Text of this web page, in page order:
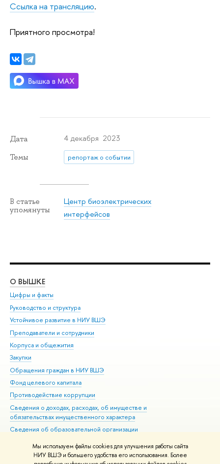
Мы используем файлы cookies для улучшения работы сайта
НИУ ВШЭ и большего удобства его использования. Более
Ссылка на трансляцию.
Приятного просмотра!
Дата 4 декабря 2023
Темы репортаж о событии
В статье
упомянуты
Центр биоэлектрических
интерфейсов
О ВЫШКЕ
Цифры и факты
Руководство и структура
Устойчивое развитие в НИУ ВШЭ
Преподаватели и сотрудники
Корпуса и общежития
Закупки
Обращения граждан в НИУ ВШЭ
Фонд целевого капитала
Противодействие коррупции
Сведения о доходах, расходах, об имуществе и
обязательствах имущественного характера
Сведения об образовательной организации
Людям с ограниченными возможностями здоровья
Единая платежная страница